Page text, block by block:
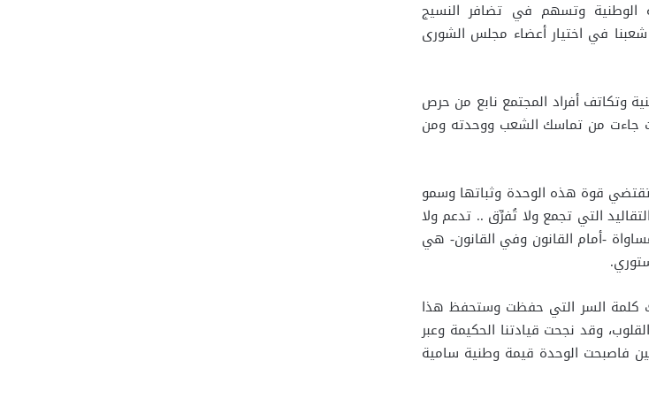
الوطنية وتسهم في تضافر النسيج
شعبنا في اختيار أعضاء مجلس الشورى
وتكاتف أفراد المجتمع نابع من حرص
جاءت من تماسك الشعب ووحدته ومن
تقتضي قوة هذه الوحدة وثباتها وسمو
التي تجمع ولا تُفرِّق .. تدعم ولا
-أمام القانون وفي القانون- هي
كلمة السر التي حفظت وستحفظ هذا
وقد نجحت قيادتنا الحكيمة وعبر
فاصبحت الوحدة قيمة وطنية سامية